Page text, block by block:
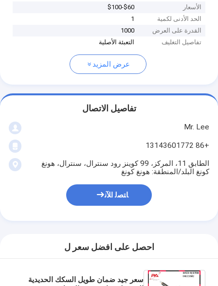
الأسعار
$60-$100
الحد الأدنى لكمية
1
القدرة على العرض
1000
تفاصيل التغليف
التعبئة الأصلية
عرض المزيد
تفاصيل الاتصال
Mr. Lee
+86 13143601772
الطابق 11، المركز، 99 كوينز رود سنترال، سنترال، هونغ
كونغ البلد/المنطقة: هونغ كونغ
ﺎﺘﺼﻟ ﺍﻶﻧ
احصل على افضل سعر ل
سعر جيد ضمان طويل السكك الحديدية